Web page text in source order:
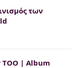
των
TOO | Album